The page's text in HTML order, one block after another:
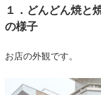
１．どんどん焼と
の様子
お店の外観です。